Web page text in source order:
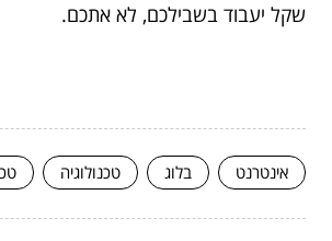
שקל יעבוד בשבילכם, לא אתכם.
אינטרנט בלוג טכנולוגיה